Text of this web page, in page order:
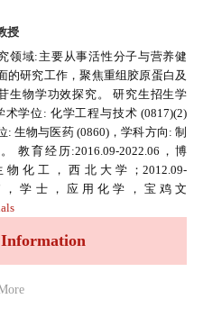
授
领域:主要从事活性分子与营养健
的研究工作，聚焦重组胶原蛋白及
生物学功效探究。 研究生招生学
术学位: 化学工程与技术 (0817)(2)
: 生物与医药 (0860)，学科方向: 制
教育经历:2016.09-2022.06，博
物化工，西北大学；2012.09-
，学士，应用化学，宝鸡文